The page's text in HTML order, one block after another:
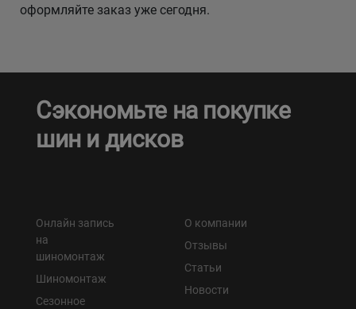
оформляйте заказ уже сегодня.
Сэкономьте на покупке
шин и дисков
Онлайн запись
на
шиномонтаж
Шиномонтаж
Сезонное
О компании
Отзывы
Статьи
Новости